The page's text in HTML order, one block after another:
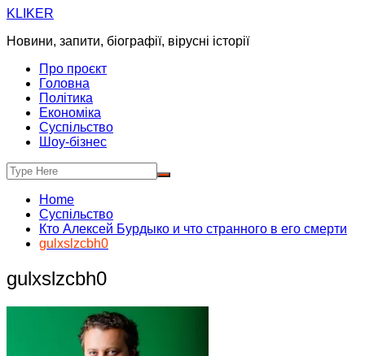
Skip
content
KLIKER
Новини, запити, біографії, вірусні історії
Про проєкт
Головна
Політика
Економіка
Суспільство
Шоу-бізнес
Home
Суспільство
Кто Алексей Бурдыко и что странного в его смерти
gulxslzcbh0
gulxslzcbh0